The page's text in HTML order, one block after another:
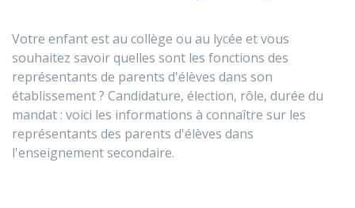
Votre enfant est au collège ou au lycée et vous
souhaitez savoir quelles sont les fonctions des
représentants de parents d'élèves dans son
établissement ? Candidature, élection, rôle, durée du
mandat : voici les informations à connaître sur les
représentants des parents d'élèves dans
l'enseignement secondaire.